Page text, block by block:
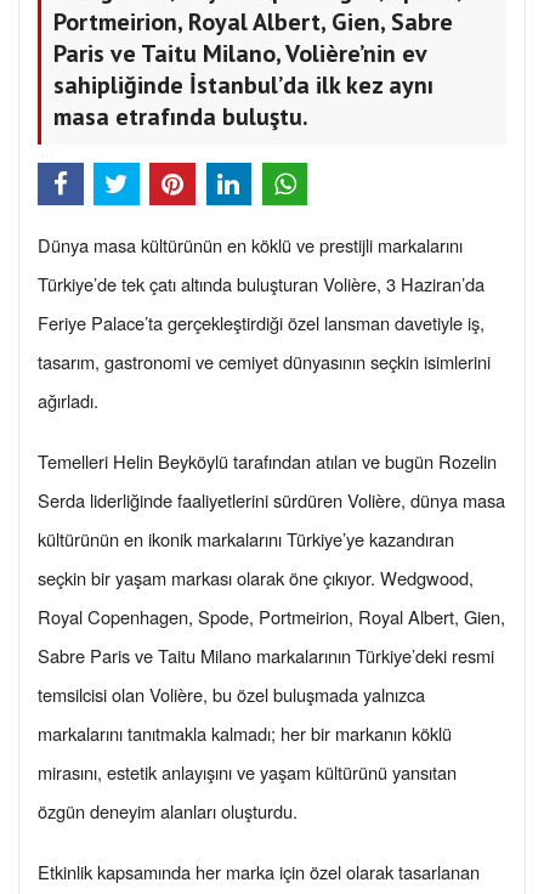
Portmeirion, Royal Albert, Gien, Sabre
Paris ve Taitu Milano, Volière’nin ev
sahipliğinde İstanbul’da ilk kez aynı
masa etrafında buluştu.
Dünya masa kültürünün en köklü ve prestijli markalarını
Türkiye’de tek çatı altında buluşturan Volière, 3 Haziran’da
Feriye Palace’ta gerçekleştirdiği özel lansman davetiyle iş,
tasarım, gastronomi ve cemiyet dünyasının seçkin isimlerini
ağırladı.
Temelleri Helin Beyköylü tarafından atılan ve bugün Rozelin
Serda liderliğinde faaliyetlerini sürdüren Volière, dünya masa
kültürünün en ikonik markalarını Türkiye’ye kazandıran
seçkin bir yaşam markası olarak öne çıkıyor. Wedgwood,
Royal Copenhagen, Spode, Portmeirion, Royal Albert, Gien,
Sabre Paris ve Taitu Milano markalarının Türkiye’deki resmi
temsilcisi olan Volière, bu özel buluşmada yalnızca
markalarını tanıtmakla kalmadı; her bir markanın köklü
mirasını, estetik anlayışını ve yaşam kültürünü yansıtan
özgün deneyim alanları oluşturdu.
Etkinlik kapsamında her marka için özel olarak tasarlanan